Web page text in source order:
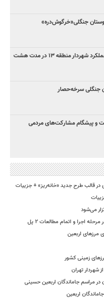
جنگلی«خرگوش‌دره»
تقدیر معاون شهردار تهران از عملکرد شهردار منطقه ۱۳ در مدت هشت
در قالب طرح جدید «خانه‌ریز» + جزییات
می‌شود
مرزهای اربعین
زمینی کشور
شهردار تهران
اربعین